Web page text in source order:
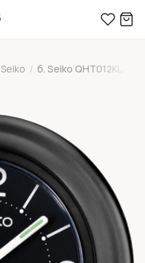
Seiko / б. Seiko QHT012KL